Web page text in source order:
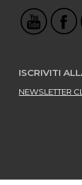
ISCRIVITI
NEWSLETTER